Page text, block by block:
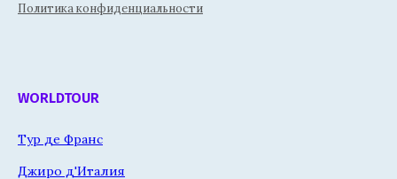
Политика конфиденциальности
WORLDTOUR
Тур де Франс
Джиро д'Италия